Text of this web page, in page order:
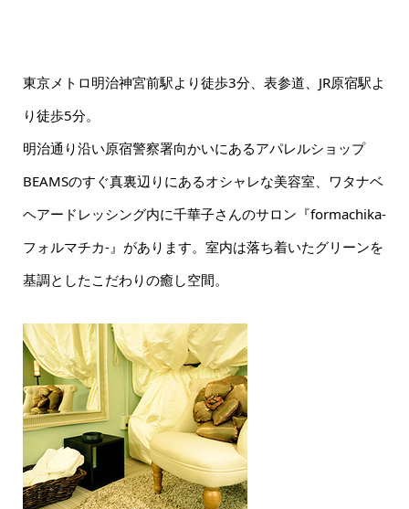
東京メトロ明治神宮前駅より徒歩3分、表参道、JR原宿駅よ
り徒歩5分。
明治通り沿い原宿警察署向かいにあるアパレルショップ
BEAMSのすぐ真裏辺りにあるオシャレな美容室、ワタナベ
ヘアードレッシング内に千華子さんのサロン『formachika-
フォルマチカ-』があります。室内は落ち着いたグリーンを
基調としたこだわりの癒し空間。